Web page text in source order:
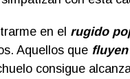
en el rugido
Aquellos que fluyen
consigue